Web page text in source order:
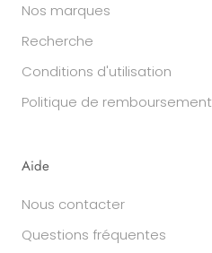
Nos marques
Recherche
Conditions d'utilisation
Politique de remboursement
Aide
Nous contacter
Questions fréquentes